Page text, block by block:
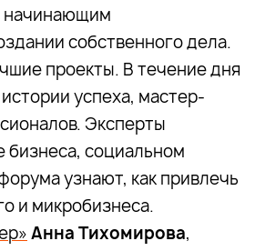
начинающим
собственного дела.
проекты. В течение дня
успеха, мастер-
Эксперты
бизнеса, социальном
узнают, как привлечь
и микробизнеса.
Анна Тихомирова,